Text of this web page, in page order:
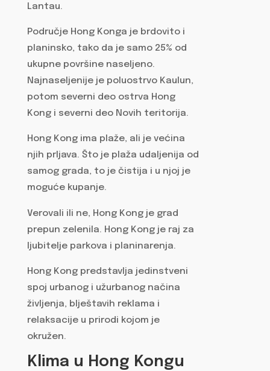
Lantau.
Područje Hong Konga je brdovito i
planinsko, tako da je samo 25% od
ukupne površine naseljeno.
Najnaseljenije je poluostrvo Kaulun,
potom severni deo ostrva Hong
Kong i severni deo Novih teritorija.
Hong Kong ima plaže, ali je većina
njih prljava. Što je plaža udaljenija od
samog grada, to je čistija i u njoj je
moguće kupanje.
Verovali ili ne, Hong Kong je grad
prepun zelenila. Hong Kong je raj za
ljubitelje parkova i planinarenja.
Hong Kong predstavlja jedinstveni
spoj urbanog i užurbanog načina
življenja, blještavih reklama i
relaksacije u prirodi kojom je
okružen.
Klima u Hong Kongu